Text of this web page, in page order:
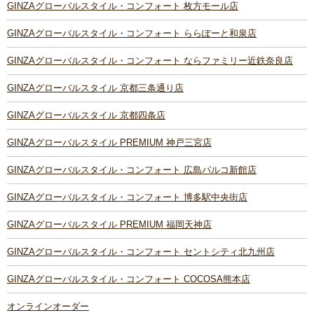
GINZAグローバルスタイル・コンフォート 枚方モール店
GINZAグローバルスタイル・コンフォート ららぽーと和泉店
GINZAグローバルスタイル・コンフォート ならファミリー近鉄奈良店
GINZAグローバルスタイル 京都三条通り店
GINZAグローバルスタイル 京都四条店
GINZAグローバルスタイル PREMIUM 神戸三宮店
GINZAグローバルスタイル・コンフォート 広島パルコ新館店
GINZAグローバルスタイル・コンフォート 博多駅中央街店
GINZAグローバルスタイル PREMIUM 福岡天神店
GINZAグローバルスタイル・コンフォート セントシティ北九州店
GINZAグローバルスタイル・コンフォート COCOSA熊本店
オンラインオーダー